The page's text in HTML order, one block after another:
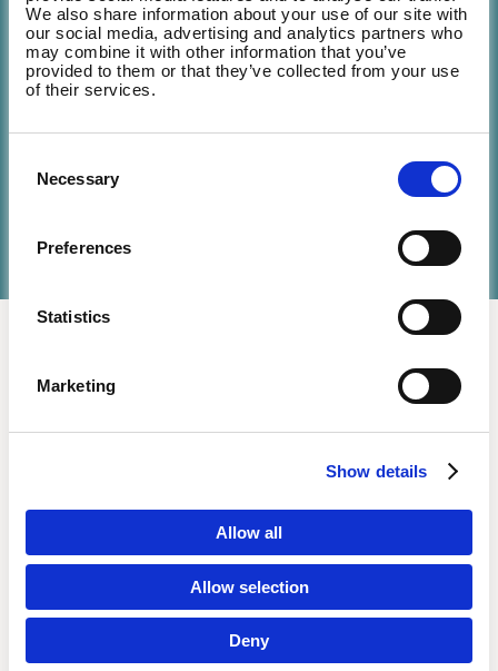
We also share information about your use of our site with
our social media, advertising and analytics partners who
may combine it with other information that you’ve
provided to them or that they’ve collected from your use
of their services.
Selection
Necessary
Preferences
Statistics
Marketing
Show details
Allow all
Allow selection
Deny
employés sont de plus en plus actifs et
engagés. Ils se regroupent davantage.
Comment intégrer Wellpass dans votre
entreprise ?
Contactez-nous
Remplissez notre formulaire en quelques clics
pour être mis en relation avec un expert
Un accompagnement personnalisé